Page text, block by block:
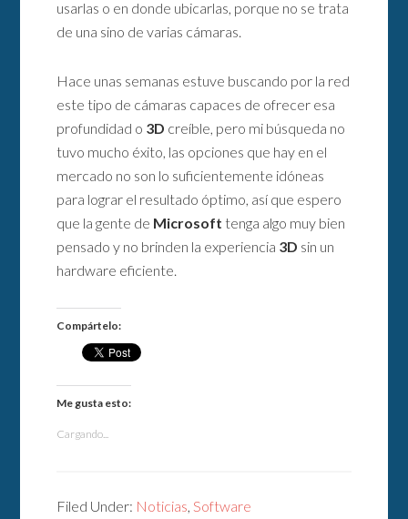
usarlas o en donde ubicarlas, porque no se trata
de una sino de varias cámaras.
Hace unas semanas estuve buscando por la red
este tipo de cámaras capaces de ofrecer esa
profundidad o 3D creíble, pero mi búsqueda no
tuvo mucho éxito, las opciones que hay en el
mercado no son lo suficientemente idóneas
para lograr el resultado óptimo, así que espero
que la gente de Microsoft tenga algo muy bien
pensado y no brinden la experiencia 3D sin un
hardware eficiente.
Compártelo:
Me gusta esto:
Cargando...
Filed Under: Noticias Software